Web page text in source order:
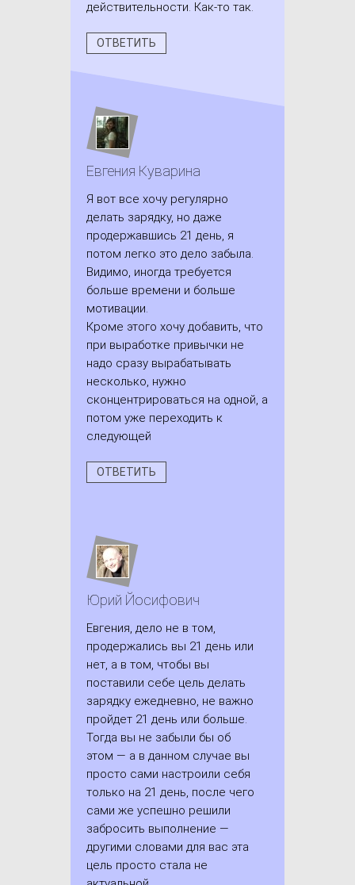
действительности. Как-то так.
ОТВЕТИТЬ
Евгения Куварина
Я вот все хочу регулярно
делать зарядку, но даже
продержавшись 21 день, я
потом легко это дело забыла.
Видимо, иногда требуется
больше времени и больше
мотивации.
Кроме этого хочу добавить, что
при выработке привычки не
надо сразу вырабатывать
несколько, нужно
сконцентрироваться на одной, а
потом уже переходить к
следующей
ОТВЕТИТЬ
Юрий Йосифович
Евгения, дело не в том,
продержались вы 21 день или
нет, а в том, чтобы вы
поставили себе цель делать
зарядку ежедневно, не важно
пройдет 21 день или больше.
Тогда вы не забыли бы об
этом — а в данном случае вы
просто сами настроили себя
только на 21 день, после чего
сами же успешно решили
забросить выполнение —
другими словами для вас эта
цель просто стала не